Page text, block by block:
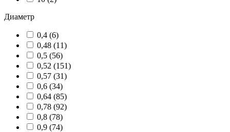
Диаметр
0,4 (6)
0,48 (11)
0,5 (56)
0,52 (151)
0,57 (31)
0,6 (34)
0,64 (85)
0,78 (92)
0,8 (78)
0,9 (74)